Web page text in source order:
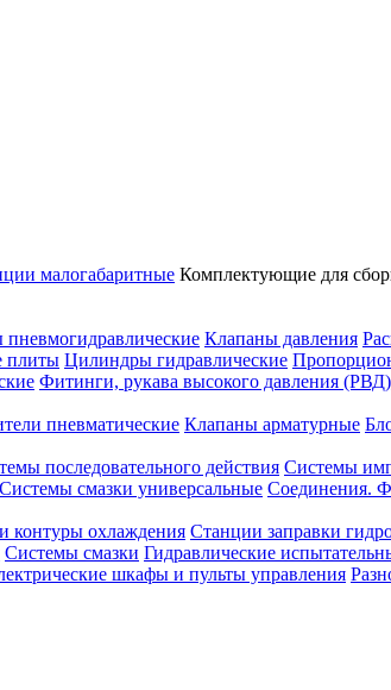
малогабаритные Комплектующие для
Клапаны давления
плиты Цилиндры гидравлические
Фитинги, рукава высокого давления
пневматические Клапаны арматурные
последовательного действия Системы
Системы смазки универсальные Соединения.
контуры охлаждения Станции заправки
Системы смазки Гидравлические
шкафы и пульты управления